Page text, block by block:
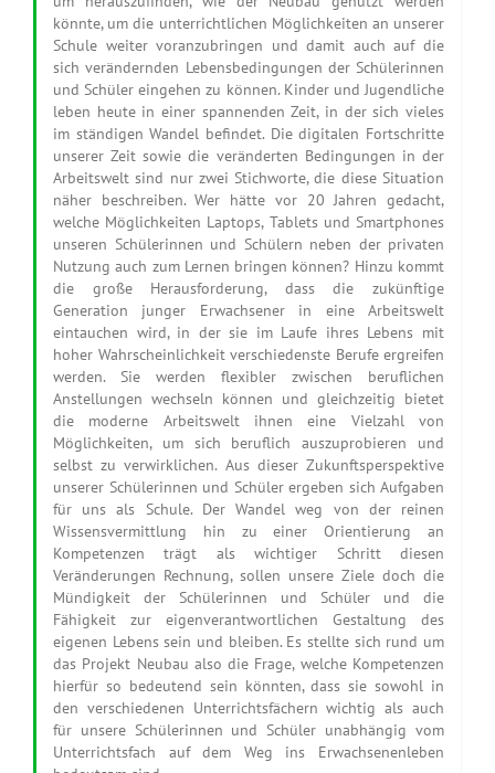
könnte, um die unterrichtlichen Möglichkeiten an unserer
Schule weiter voranzubringen und damit auch auf die
sich verändernden Lebensbedingungen der Schülerinnen
und Schüler eingehen zu können. Kinder und Jugendliche
leben heute in einer spannenden Zeit, in der sich vieles
im ständigen Wandel befindet. Die digitalen Fortschritte
unserer Zeit sowie die veränderten Bedingungen in der
Arbeitswelt sind nur zwei Stichworte, die diese Situation
näher beschreiben. Wer hätte vor 20 Jahren gedacht,
welche Möglichkeiten Laptops, Tablets und Smartphones
unseren Schülerinnen und Schülern neben der privaten
Nutzung auch zum Lernen bringen können? Hinzu kommt
die große Herausforderung, dass die zukünftige
Generation junger Erwachsener in eine Arbeitswelt
eintauchen wird, in der sie im Laufe ihres Lebens mit
hoher Wahrscheinlichkeit verschiedenste Berufe ergreifen
werden. Sie werden flexibler zwischen beruflichen
Anstellungen wechseln können und gleichzeitig bietet
die moderne Arbeitswelt ihnen eine Vielzahl von
Möglichkeiten, um sich beruflich auszuprobieren und
selbst zu verwirklichen. Aus dieser Zukunftsperspektive
unserer Schülerinnen und Schüler ergeben sich Aufgaben
für uns als Schule. Der Wandel weg von der reinen
Wissensvermittlung hin zu einer Orientierung an
Kompetenzen trägt als wichtiger Schritt diesen
Veränderungen Rechnung, sollen unsere Ziele doch die
Mündigkeit der Schülerinnen und Schüler und die
Fähigkeit zur eigenverantwortlichen Gestaltung des
eigenen Lebens sein und bleiben. Es stellte sich rund um
das Projekt Neubau also die Frage, welche Kompetenzen
hierfür so bedeutend sein könnten, dass sie sowohl in
den verschiedenen Unterrichtsfächern wichtig als auch
für unsere Schülerinnen und Schüler unabhängig vom
Unterrichtsfach auf dem Weg ins Erwachsenenleben